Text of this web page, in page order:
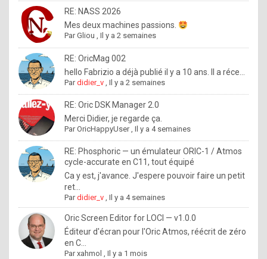
b
y
o
l
e
x
.
I
f
y
o
u
w
RE: NASS 2026
Mes deux machines passions.
ParGliou ,Il y a 2 semaines
RE: OricMag 002
hello Fabrizio a déjà publié il y a 10 ans. Il a réce...
Pardidier_v ,Il y a 2 semaines
RE: Oric DSK Manager 2.0
Merci Didier, je regarde ça.
ParOricHappyUser,Il y a 4 semaines
RE: Phosphoric — un émulateur ORIC-1 / Atmos
cycle-accurate en C11, tout équipé
Ca y est, j'avance. J'espere pouvoir faire un petit
ret...
Pardidier_v ,Il y a 4 semaines
Oric Screen Editor for LOCI — v1.0.0
Éditeur d'écran pour l'Oric Atmos, réécrit de zéro
en C...
Parxahmol ,Il y a 1 mois